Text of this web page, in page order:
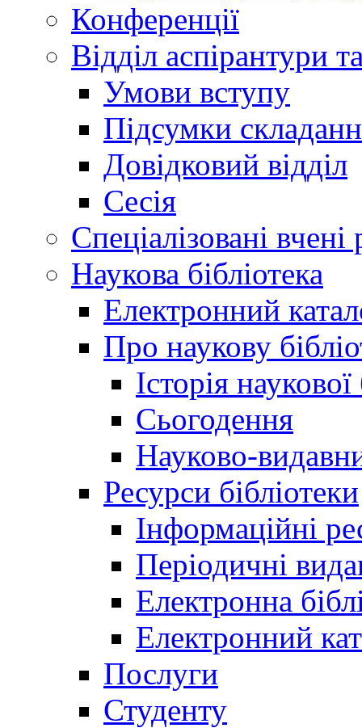
Конференції
Відділ аспірантури
Умови вступу
Підсумки
Довідковий відділ
Сесія
Спеціалізовані вчені
Наукова бібліотека
Електронний
Про наукову
Історія
Сьогодення
Науково-
Ресурси бібліотеки
Інформаційні
Періодичні
Електронна
Електронний
Послуги
Студенту